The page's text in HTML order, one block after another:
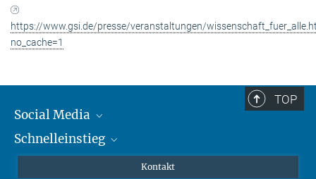
https://www.gsi.de/presse/veranstaltungen/
no_cache=1
TOP
Social Media
Mastodon
Schnelleinstieg
Kontakt